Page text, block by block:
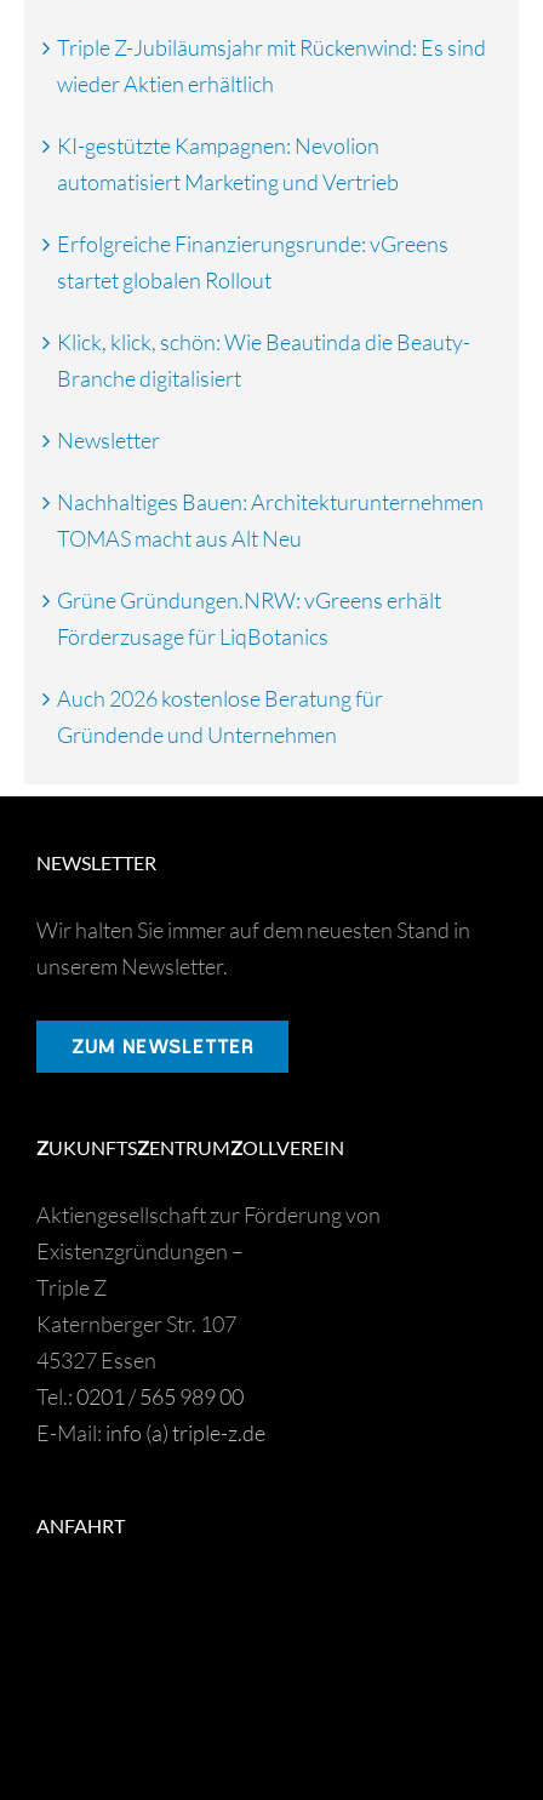
Triple Z-Jubiläumsjahr mit Rückenwind: Es sind
wieder Aktien erhältlich
KI-gestützte Kampagnen: Nevolion
automatisiert Marketing und Vertrieb
Erfolgreiche Finanzierungsrunde: vGreens
startet globalen Rollout
Klick, klick, schön: Wie Beautinda die Beauty-
Branche digitalisiert
Newsletter
Nachhaltiges Bauen: Architekturunternehmen
TOMAS macht aus Alt Neu
Grüne Gründungen.NRW: vGreens erhält
Förderzusage für LiqBotanics
Auch 2026 kostenlose Beratung für
Gründende und Unternehmen
NEWSLETTER
Wir halten Sie immer auf dem neuesten Stand in
unserem Newsletter.
ZUM NEWSLETTER
ZUKUNFTSZENTRUMZOLLVEREIN
Aktiengesellschaft zur Förderung von
Existenzgründungen –
Triple Z
Katernberger Str. 107
45327 Essen
Tel.:0201 / 565 989 00
E-Mail: info (a) triple-z.de
ANFAHRT